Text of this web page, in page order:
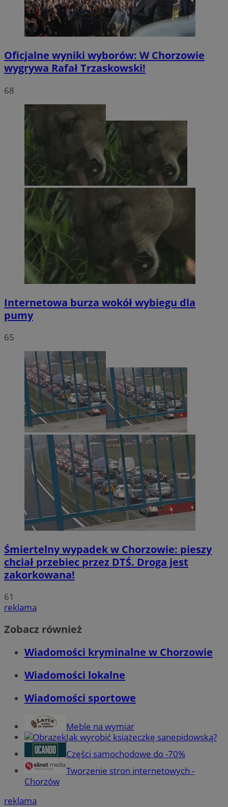
Oficjalne wyniki wyborów: W Chorzowie
wygrywa Rafał Trzaskowski!
68
Internetowa burza wokół wybiegu dla
pumy
65
Śmiertelny wypadek w Chorzowie: pieszy
chciał przebiec przez DTŚ. Droga jest
zakorkowana!
61
reklama
Zobacz również
Wiadomości kryminalne w Chorzowie
Wiadomości lokalne
Wiadomości sportowe
Meble na wymiar
Jak wyrobić książeczkę sanepidowską?
Części samochodowe do -70%
Tworzenie stron internetowych -
Chorzów
reklama